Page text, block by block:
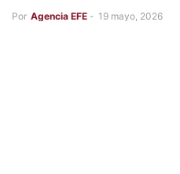
Por Agencia EFE - 19 mayo, 2026